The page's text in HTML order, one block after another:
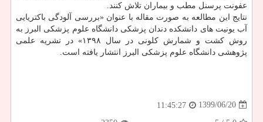
عفونت پرسنل مطب و بیماران تلاش کنند.
نتایج این مطالعه به صورت مقاله با عنوان «بررسی آلودگی باکتریایی
آب یونیت های دانشکده دندان پزشکی دانشگاه علوم پزشکی البرز به
روش کشت و شمارش کلونی در سال ۱۳۹۸» در نشریه علمی
پژوهشی دانشگاه علوم پزشکی البرز انتشار یافته است.
1399/06/20
11:45:27